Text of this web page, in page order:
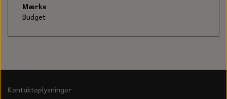
Mærke
Budget
Kontaktoplysninger